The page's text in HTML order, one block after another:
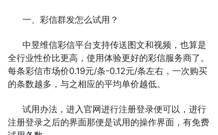
一、彩信群发怎么试用？
中昱维信彩信平台支持传送图文和视频，也算是
全行业性价比更高，使用体验更好的彩信服务商了。
每条彩信市场价0.19元/条-0.12元/条左右，一次购买
的条数越多，与之相应的平均单价越低。
试用办法，进入官网进行注册登录便可以，进行
注册登录之后的界面那便是试用的操作界面，有免费